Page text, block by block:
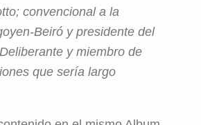
convencional a la
Beiró y presidente del
y miembro de
que sería largo